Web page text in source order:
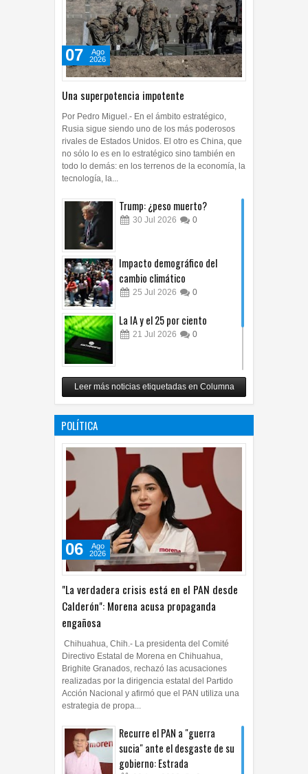
Una superpotencia impotente
07
Ago
2026
Por Pedro Miguel.- En el ámbito estratégico,
Rusia sigue siendo uno de los más poderosos
rivales de Estados Unidos. El otro es China, que
no sólo lo es en lo estratégico sino también en
todo lo demás: en los terrenos de la economía, la
tecnología, la...
Trump: ¿peso muerto?
30 Jul 2026 0
Impacto demográfico del
cambio climático
25 Jul 2026 0
La IA y el 25 por ciento
21 Jul 2026 0
Carlos Monsiváis
12 Jul 2026 0
Leer más noticias etiquetadas en Columna
POLÍTICA
"La verdadera crisis está en el PAN desde
Calderón": Morena acusa propaganda
engañosa
06
Ago
2026
Chihuahua, Chih.- La presidenta del Comité
Directivo Estatal de Morena en Chihuahua,
Brighite Granados, rechazó las acusaciones
realizadas por la dirigencia estatal del Partido
Acción Nacional y afirmó que el PAN utiliza una
estrategia de propa...
Recurre el PAN a "guerra
sucia" ante el desgaste de su
gobierno: Estrada